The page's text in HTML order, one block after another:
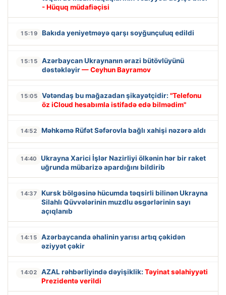
- Hüquq müdafiəçisi
15:19 Bakıda yeniyetməyə qarşı soyğunçuluq edildi
15:15
Azərbaycan Ukraynanın ərazi bütövlüyünü
dəstəkləyir— Ceyhun Bayramov
15:05 Vətəndaş bu mağazadan şikayətçidir: "Telefonu
öz iCloud hesabımla istifadə edə bilmədim"
14:52 Məhkəmə Rüfət Səfərovla bağlı xahişi nəzərə aldı
14:40
Ukrayna Xarici İşlər Nazirliyi ölkənin hər bir raket
uğrunda mübarizə apardığını bildirib
14:37
Kursk bölgəsinə hücumda təqsirli bilinən Ukrayna
Silahlı Qüvvələrinin muzdlu əsgərlərinin sayı
açıqlanıb
14:15
Azərbaycanda əhalinin yarısı artıq çəkidən
əziyyət çəkir
14:02 AZAL rəhbərliyində dəyişiklik: Təyinat səlahiyyəti
Prezidentə verildi